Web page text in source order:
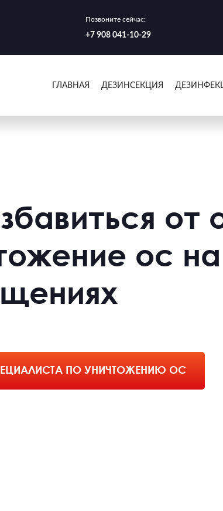
Позвоните сейчас:
‪+7 908 041-10-29
ГЛАВНАЯ ДЕЗИНСЕКЦИЯ
ос
ПО УНИЧТОЖЕНИЮ ОС